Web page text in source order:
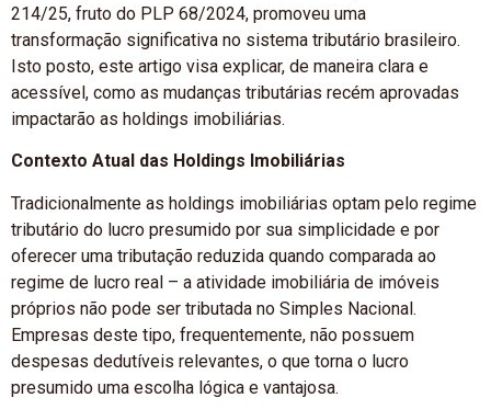
214/25, fruto do PLP 68/2024, promoveu uma
transformação significativa no sistema tributário brasileiro.
Isto posto, este artigo visa explicar, de maneira clara e
acessível, como as mudanças tributárias recém aprovadas
impactarão as holdings imobiliárias.
Contexto Atual das Holdings Imobiliárias
Tradicionalmente as holdings imobiliárias optam pelo regime
tributário do lucro presumido por sua simplicidade e por
oferecer uma tributação reduzida quando comparada ao
regime de lucro real – a atividade imobiliária de imóveis
próprios não pode ser tributada no Simples Nacional.
Empresas deste tipo, frequentemente, não possuem
despesas dedutíveis relevantes, o que torna o lucro
presumido uma escolha lógica e vantajosa.